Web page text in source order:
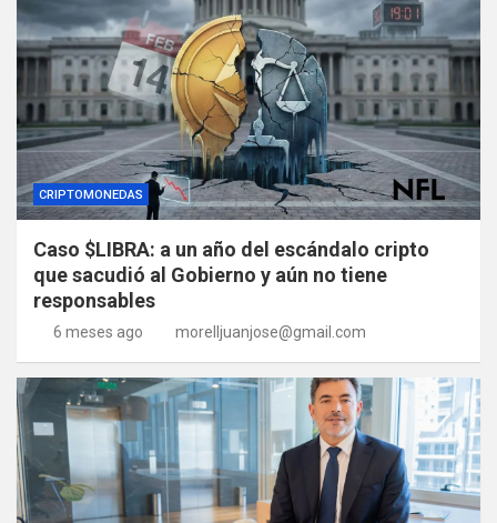
CRIPTOMONEDAS
Caso $LIBRA: a un año del escándalo cripto
que sacudió al Gobierno y aún no tiene
responsables
6 meses ago morelljuanjose@gmail.com